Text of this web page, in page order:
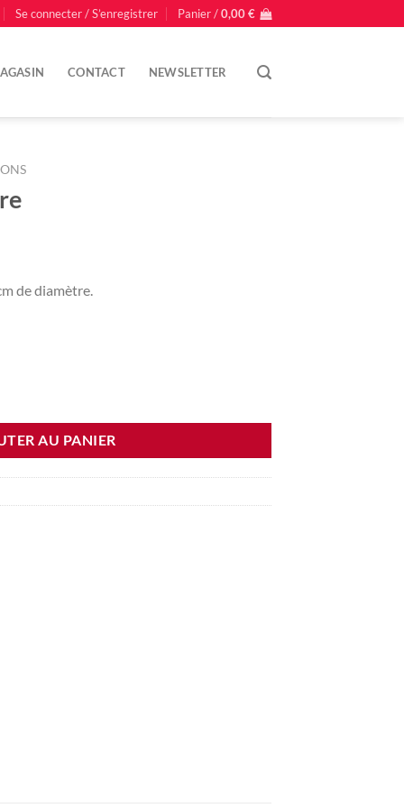
Se connecter / S’enregistrer Panier /0,00€
CONTACT NEWSLETTER
de diamètre.
AU PANIER